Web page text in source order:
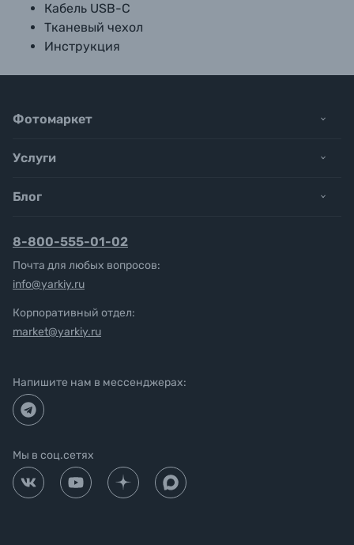
Кабель USB-C
Тканевый чехол
Инструкция
Фотомаркет
Услуги
Блог
8-800-555-01-02
Почта для любых вопросов:
info@yarkiy.ru
Корпоративный отдел:
market@yarkiy.ru
Напишите нам в мессенджерах:
Мы в соц.сетях